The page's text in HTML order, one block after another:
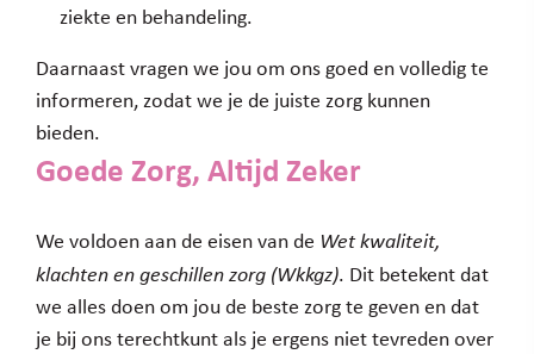
ziekte en behandeling.
Daarnaast vragen we jou om ons goed en volledig te
informeren, zodat we je de juiste zorg kunnen
bieden.
Goede Zorg, Altijd Zeker
We voldoen aan de eisen van de Wet kwaliteit,
klachten en geschillen zorg (Wkkgz). Dit betekent dat
we alles doen om jou de beste zorg te geven en dat
je bij ons terechtkunt als je ergens niet tevreden over